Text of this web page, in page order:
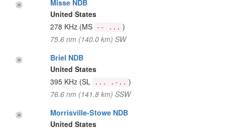
Misse NDB
United States
278 KHz (MS -- ... )
75.6 nm (140.0 km) SW
Briel NDB
United States
395 KHz (SL ... .-.. )
76.6 nm (141.8 km) SSW
Morrisville-Stowe NDB
United States